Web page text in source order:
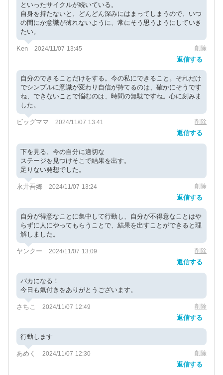
といったサイクルが続いている。
自身を持たないと、どんどん深みにはまってしまうので、いつ
の間にか意識が薄れないように、常にそう思うようにしていき
たい。
Ken 2024/11/07 13:45 削除
返信する
自分のできることだけをする。今の私にできること。それだけ
でシンプルに意識が変わり自信が持てるのは、確かにそうです
ね、できないことで悩むのは、時間の無駄ですね。心に刻みま
した。
ビッグママ 2024/11/07 13:41 削除
返信する
下を見る、今の自分に適切な
ステージを見つけそこで結果を出す。
足りない発想でした。
永井吾郷 2024/11/07 13:24 削除
返信する
自分が得意なことに集中して行動し、自分が不得意なことはや
らずに人にやってもらうことで、結果を出すことができると理
解しました。
ヤンクー 2024/11/07 13:09 削除
返信する
バカになる！
今日も氣付きをありがとうございます。
さちこ 2024/11/07 12:49 削除
返信する
行動します
あめく 2024/11/07 12:30 削除
返信する